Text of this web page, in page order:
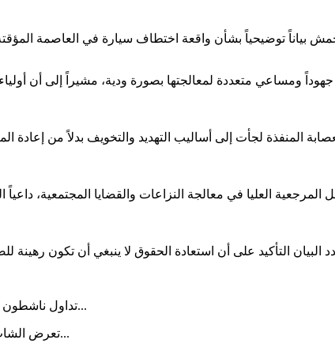
ومساعي متعددة لمعالجتها بصورة ودية، مشيراً إلى أن
المنفذة لجأت إلى أساليب التهديد والتخويف بدلاً من
العليا في معالجة النزاعات والقضايا المجتمعية،
تداول ناشطون ومهتمون بالشأن المحلي في يافع دعوات واسعة تطالب بضرورة الحفاظ على الطابع التراثي للمهرج...
تعرض الشاب هاني عبدالله علي ثابت لإصابة خطيرة أثناء عمله في أحد مشاريع البناء بمنطقة جعار بمحافظة أب...